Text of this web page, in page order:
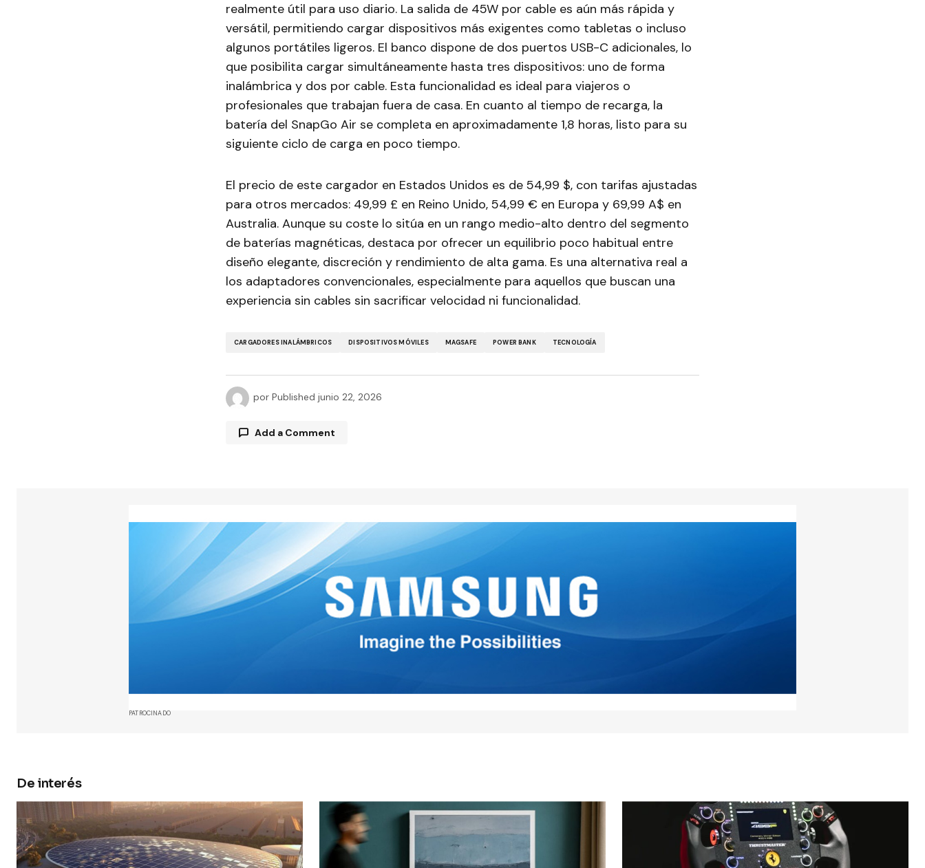
realmente útil para uso diario. La salida de 45W por cable es aún más rápida y
versátil, permitiendo cargar dispositivos más exigentes como tabletas o incluso
algunos portátiles ligeros. El banco dispone de dos puertos USB-C adicionales, lo
que posibilita cargar simultáneamente hasta tres dispositivos: uno de forma
inalámbrica y dos por cable. Esta funcionalidad es ideal para viajeros o
profesionales que trabajan fuera de casa. En cuanto al tiempo de recarga, la
batería del SnapGo Air se completa en aproximadamente 1,8 horas, listo para su
siguiente ciclo de carga en poco tiempo.
El precio de este cargador en Estados Unidos es de 54,99 $, con tarifas ajustadas
para otros mercados: 49,99 £ en Reino Unido, 54,99 € en Europa y 69,99 A$ en
Australia. Aunque su coste lo sitúa en un rango medio-alto dentro del segmento
de baterías magnéticas, destaca por ofrecer un equilibrio poco habitual entre
diseño elegante, discreción y rendimiento de alta gama. Es una alternativa real a
los adaptadores convencionales, especialmente para aquellos que buscan una
experiencia sin cables sin sacrificar velocidad ni funcionalidad.
CARGADORES INALÁMBRICOS DISPOSITIVOS MÓVILES MAGSAFE POWER BANK TECNOLOGÍA
por Published junio 22, 2026
Add a Comment
*
Your E-mail*
próxima vez que comente.
PATROCINADO
De interés